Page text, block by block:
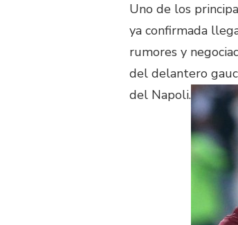
Uno de los
ya confirmada
rumores y
del delantero
del Napoli.